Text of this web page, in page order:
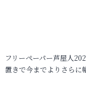
フリーペーパー芦屋人
置きで今までよりさら